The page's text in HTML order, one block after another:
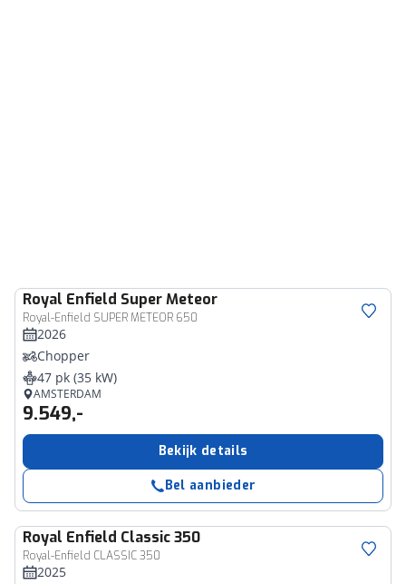
Royal Enfield Super Meteor
Royal-Enfield SUPER METEOR 650
2026
Chopper
47 pk (35 kW)
AMSTERDAM
9.549,-
Bekijk details
Bel aanbieder
Royal Enfield Classic 350
Royal-Enfield CLASSIC 350
2025